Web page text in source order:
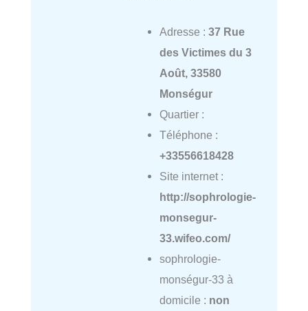
Adresse : 37 Rue
des Victimes du 3
Août, 33580
Monségur
Quartier :
Téléphone :
+33556618428
Site internet :
http://sophrologie-
monsegur-
33.wifeo.com/
sophrologie-
monségur-33 à
domicile : non